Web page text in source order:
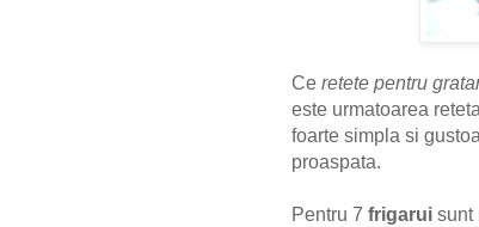
Ce retete pentru
este urmatoarea
foarte simpla si
proaspata.
Pentru 7 frigarui sunt